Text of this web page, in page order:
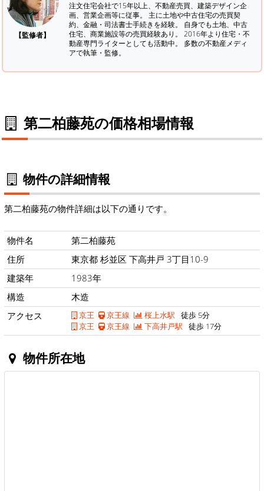
【監修者】
注文住宅会社で15年以上、不動産売買、建築デザイン企
画、営業企画等に従事。 主に土地や中古住宅の売買契
約、金融・司法書士手続きを経験。 自身でも土地、中古
住宅、商業施設等の売買経験あり。 2016年より住宅・不
動産専門ライターとしても活動中。 多数の不動産メディ
アで執筆・監修。
第二柏藤苑の価格相場情報
物件の詳細情報
第二柏藤苑の物件詳細は以下の通りです。
物件名
第二柏藤苑
住所
東京都 杉並区 下高井戸 3丁目10-9
建築年
1983年
構造
木造
アクセス
京王 京王線 桜上水駅 徒歩 5分
京王
京王線 下高井戸駅 徒歩 17分
物件所在地